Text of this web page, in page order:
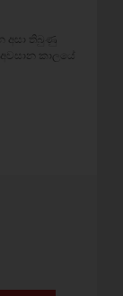
අසා තිබුණු
කාලයේ